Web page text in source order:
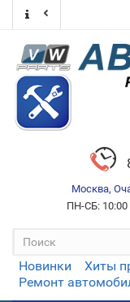
Москва,
ПН-СБ: 10:00
Новинки Хиты
Ремонт